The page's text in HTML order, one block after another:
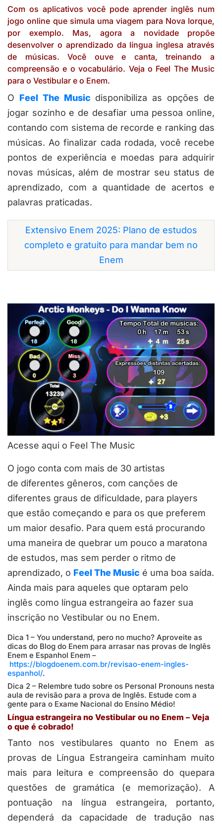
Com os aplicativos você pode aprender inglês num
jogo online que simula uma viagem para Nova Iorque,
por exemplo. Mas, agora a novidade propõe
desenvolver o aprendizado da língua inglesa através
de músicas. Você ouve e canta, treinando a
compreensão e o vocabulário. Veja o Feel The Music
para o Vestibular e o Enem.
O Feel The Music disponibiliza as opções de
jogar sozinho e de desafiar uma pessoa online,
contando com sistema de recorde e ranking das
músicas. Ao finalizar cada rodada, você recebe
pontos de experiência e moedas para adquirir
novas músicas, além de mostrar seu status de
aprendizado, com a quantidade de acertos e
palavras praticadas.
Extensivo Enem 2025: Plano de estudos
completo e gratuito para mandar bem no
Enem
Acesse aqui o Feel The Music
O jogo conta com mais de 30 artistas
de diferentes gêneros, com canções de
diferentes graus de dificuldade, para players
que estão começando e para os que preferem
um maior desafio. Para quem está procurando
uma maneira de quebrar um pouco a maratona
de estudos, mas sem perder o ritmo de
aprendizado, o Feel The Music é uma boa saída.
Ainda mais para aqueles que optaram pelo
inglês como língua estrangeira ao fazer sua
inscrição no Vestibular ou no Enem.
Dica 1 – You understand, pero no mucho? Aproveite as
dicas do Blog do Enem para arrasar nas provas de Inglês
Enem e Espanhol Enem –
https://blogdoenem.com.br/revisao-enem-ingles-
espanhol/.
Dica 2 – Relembre tudo sobre os Personal Pronouns nesta
aula de revisão para a prova de Inglês. Estude com a
gente para o Exame Nacional do Ensino Médio!
Língua estrangeira no Vestibular ou no Enem – Veja
o que é cobrado!
Tanto nos vestibulares quanto no Enem as
provas de Língua Estrangeira caminham muito
mais para leitura e compreensão do quepara
questões de gramática (e memorização). A
pontuação na língua estrangeira, portanto,
dependerá da capacidade de tradução nas